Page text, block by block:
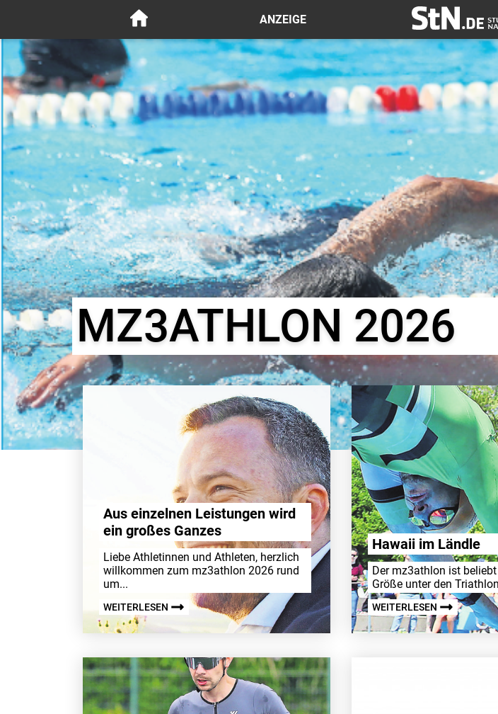
ANZEIGE
MZ3ATHLON 2026
Aus einzelnen Leis­tungen wird
ein großes Ganzes
Liebe Athle­tinnen und Athleten, herz­lich
will­kommen zum mz3athlon 2026 rund
um...
WEITERLESEN
Hawaii im Ländle
Der mz3athlon ist
Größe unter den
WEITERLESEN